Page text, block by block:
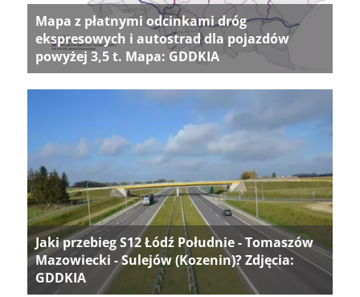
Mapa z płatnymi odcinkami dróg
ekspresowych i autostrad dla pojazdów
powyżej 3,5 t. Mapa: GDDKIA
Jaki przebieg S12 Łódź Południe - Tomaszów
Mazowiecki - Sulejów (Kozenin)? Zdjęcia:
GDDKIA